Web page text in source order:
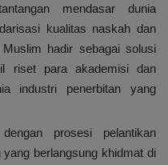
mendasar dunia
kualitas naskah dan
hadir sebagai solusi
riset para akademisi dan
industri penerbitan yang
prosesi pelantikan
berlangsung khidmat di